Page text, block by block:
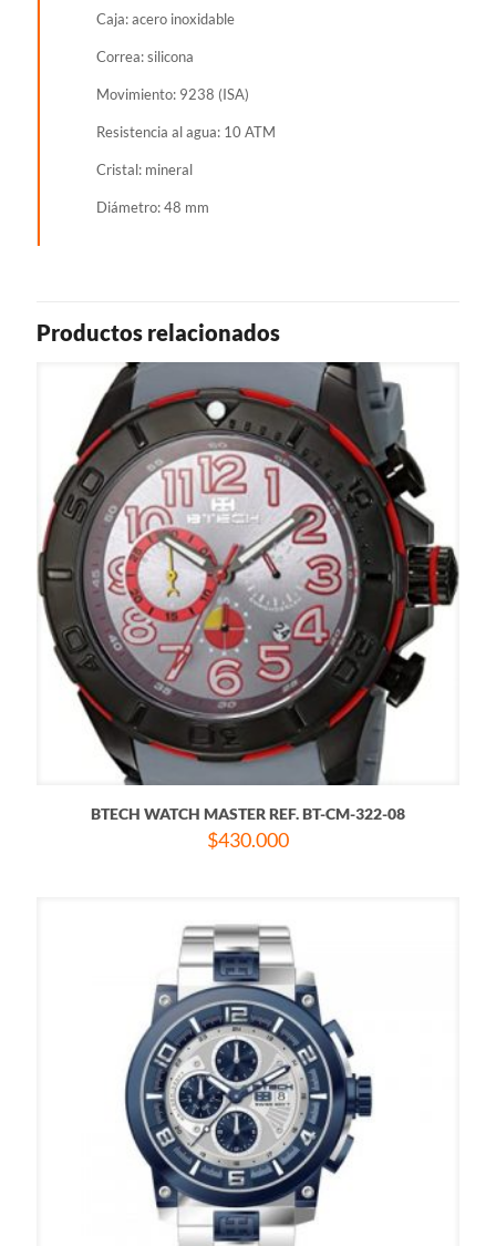
Caja: acero inoxidable
Correa: silicona
Movimiento: 9238 (ISA)
Resistencia al agua: 10 ATM
Cristal: mineral
Diámetro: 48 mm
Productos relacionados
BTECH WATCH MASTER REF. BT-CM-322-08
$430.000